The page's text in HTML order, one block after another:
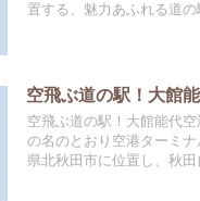
置する、魅力あふれる道
空飛ぶ道の駅！大館
空飛ぶ道の駅！大館能代
の名のとおり空港ターミ
県北秋田市に位置し、秋